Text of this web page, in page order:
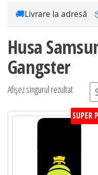
🚚Livrare la adresă
Husa
Gangster
Afișez singurul rezultat
SUPER